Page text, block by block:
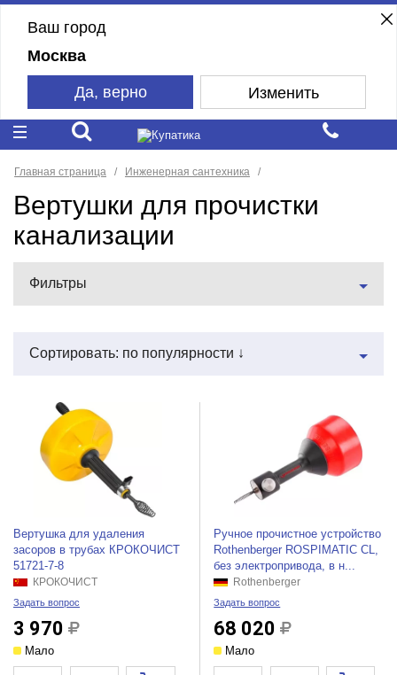
Ваш город
Москва
Да, верно Изменить
Главная страница Инженерная сантехника
Вертушки для прочистки
канализации
Фильтры
Сортировать: по популярности ↓
Вертушка для удаления
засоров в трубах КРОКОЧИСТ
51721-7-8
КРОКОЧИСТ
Задать вопрос
3 970
Мало
Ручное прочистное устройство
Rothenberger ROSPIMATIC CL,
без электропривода, в н...
Rothenberger
Задать вопрос
68 020
Мало